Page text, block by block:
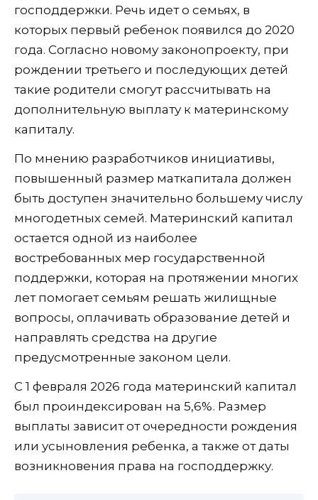
господдержки. Речь идет о семьях, в
которых первый ребенок появился до 2020
года. Согласно новому законопроекту, при
рождении третьего и последующих детей
такие родители смогут рассчитывать на
дополнительную выплату к материнскому
капиталу.
По мнению разработчиков инициативы,
повышенный размер маткапитала должен
быть доступен значительно большему числу
многодетных семей. Материнский капитал
остается одной из наиболее
востребованных мер государственной
поддержки, которая на протяжении многих
лет помогает семьям решать жилищные
вопросы, оплачивать образование детей и
направлять средства на другие
предусмотренные законом цели.
С 1 февраля 2026 года материнский капитал
был проиндексирован на 5,6%. Размер
выплаты зависит от очередности рождения
или усыновления ребенка, а также от даты
возникновения права на господдержку.